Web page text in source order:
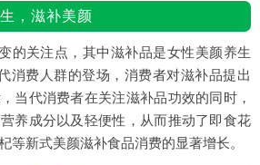
，滋补美颜
的关注点，其中滋补品是女性美颜养生
消费人群的登场，消费者对滋补品提出
当代消费者在关注滋补品功效的同时，
养成分以及轻便性，从而推动了即食花
等新式美颜滋补食品消费的显著增长。